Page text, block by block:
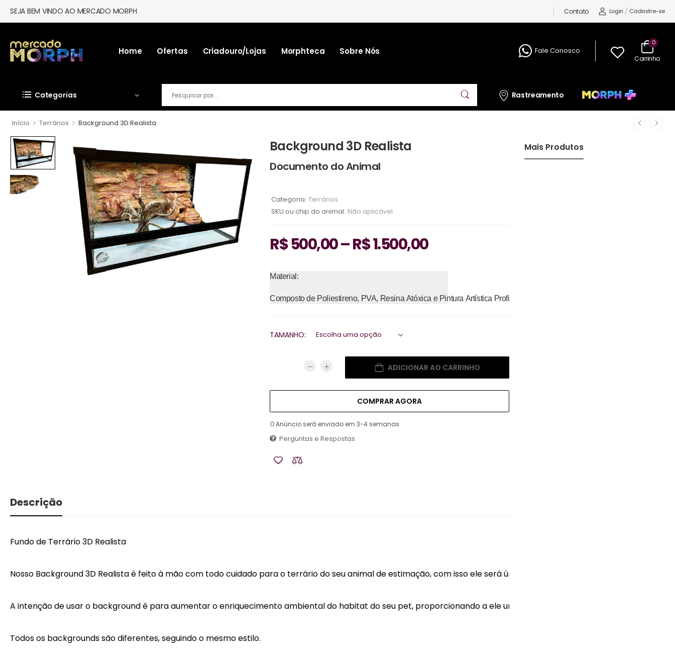
SEJA BEM VINDO AO MERCADO MORPH Contato Login / Cadastre-se
Home Ofertas Criadouro/lojas Morphteca Sobre Nós Fale Conosco
Carrinho
0
Categorias Rastreamento
Início > Terrários > Background 3D Realista
Mais Produtos
Background 3D Realista
Documento do Animal
Categoria: Terrários
SKU ou chip do animal: Não aplicável
R$500,00–R$1.500,00
Material:
Composto de Poliestireno, PVA, Resina Atóxica e Pintura Artística Profissional.
TAMANHO:
ADICIONAR AO CARRINHO
COMPRAR AGORA
O Anúncio será enviado em 3-4 semanas
Perguntas e Respostas
Descrição
Fundo de Terrário 3D Realista
Nosso Background 3D Realista é feito à mão com todo cuidado para o terrário do seu animal de estimação, com isso ele será único e no estilo desejado (imagem
A intenção de usar o background é para aumentar o enriquecimento ambiental do habitat do seu pet, proporcionando a ele um espaço de vida mais natural.
Todos os backgrounds são diferentes, seguindo o mesmo estilo.